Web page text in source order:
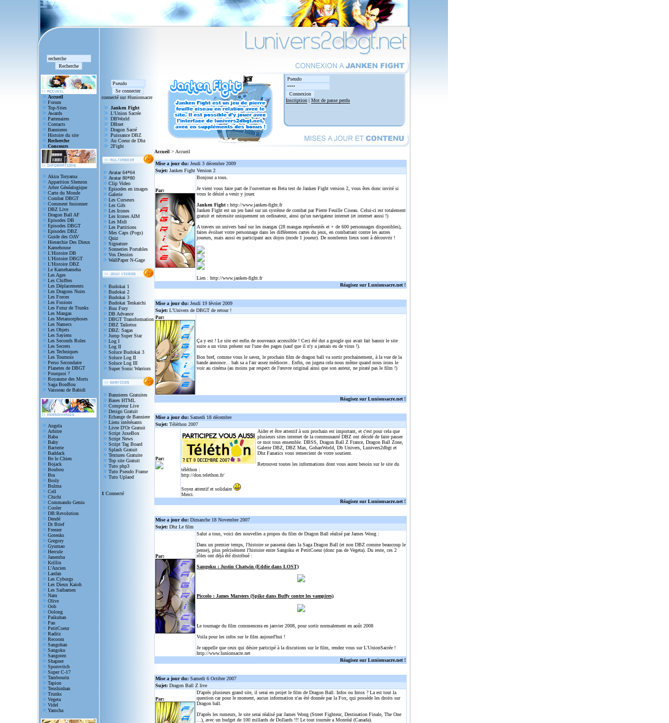
Accueil
Forum
Top-Sites
Awards
Partenaires
Contacts
Bannieres
Histoire du site
Recherche
Concours
connecté sur #lunionsacre
Janken Fight
L'Union Sacrée
DBWorld
DBnet
Dragon Sacré
Puissance DBZ
Au Coeur de Dbz
2Fight
Inscription | Mot de passe perdu
Akira Toryama
Apparition Shenron
Arbre Généalogique
Carte du Monde
Combat DBGT
Comment fusionner
DBZ Live
Dragon Ball AF
Episodes DB
Episodes DBGT
Episodes DBZ
Guide des OAV
Hierarchie Des Dieux
Kamehouse
L'Histoire DB
L'Histoire DBGT
L'Histoire DBZ
Le Kamehameha
Les Ages
Les Chiffres
Les Déplacements
Les Dragons Noirs
Les Forces
Les Fusions
Les Futur de Trunks
Les Mangas
Les Metamorphoses
Les Namecs
Les Objets
Les Sayiens
Les Seconds Roles
Les Secrets
Les Techniques
Les Tournois
Perso Secondaire
Planetes de DBGT
Pourquoi ?
Royaume des Morts
Saga BouBou
Vaisseau de Babidi
Angela
Arbitre
Baba
Baby
Bacterie
Baddack
Be le Chien
Bojack
Boubou
Bra
Broly
Bulma
Cell
Chichi
Commando Geniu
Cooler
DB:Revolution
Dendé
Dr Brief
Freezer
Gotenks
Gregory
Gyumao
Hercule
Janemba
Krillin
L'Ancien
Lanfan
Les Cyborgs
Les Dieux Kaioh
Les Saibamen
Nam
Olive
Oob
Oolong
Paikuhan
Pan
PetitCoeur
Raditz
Recoom
Sangohan
Sangoku
Sangoten
Shapner
Sporovitch
Super C-17
Tambourin
Tapion
Tenshinhan
Trunks
Vegeta
Videl
Yamcha
Avatar 64*64
Avatar 80*80
Clip Video
Episodes en images
Galerie
Les Curseurs
Les Gifs
Les Icones
Les Icones AIM
Les Midi
Les Partitions
Mes Caps (Pogs)
Quiz
Signature
Sonneries Portables
Vos Dessins
WallPaper N-Gage
Budokai 1
Budokai 2
Budokai 3
Budokai Tenkaichi
Buu Fury
DB Advance
DBGT Transformation
DBZ Taiketsu
DBZ: Sagas
Jump Super Star
Log I
Log II
Soluce Budokai 3
Soluce Log II
Soluce Log III
Super Sonic Warriors
Bannieres Gratuites
Bases HTML
Compteur Live
Design Gratuit
Echange de Banniere
Liens intérésants
Livre D'Or Gratuit
Script JuxeBox
Script News
Script Tag Board
Splash Gratuit
Textures Gratuite
Top site Gratuit
Tuto php3
Tuto Pseudo Frame
Tuto Uplaod
1 Connecté
Accueil > Accueil
Mise a jour du: Jeudi 3 décembre 2009
Sujet: Janken Fight Version 2
Par:
Bonjour a tous.
Je vient vous faire part de l'ouverture en Beta test de Janken Fight version 2, vous êtes donc invité si
vous le désiré a venir y jouer.
Janken Fight : http://www.janken-fight.fr
Janken Fight est un jeu basé sur un système de combat par Pierre Feuille Ciseau. Celui-ci est totalement
gratuit et nécessite uniquement un ordinateur, ainsi qu'un navigateur internet (et internet aussi !)
A travers un univers basé sur les mangas (28 mangas représentés et + de 600 personnages disponibles),
faites évoluer votre personnage dans les différentes cartes du jeux, en combattant contre les autres
joueurs, mais aussi en participant aux dojos (mode 1 joueur). De nombreux lieux sont à découvrir !
Lien : http://www.janken-fight.fr
Réagisez sur Lunionsacre.net !
Mise a jour du: Jeudi 19 février 2009
Sujet: L'Univers de DBGT de retour !
Par:
Ça y est ! Le site est enfin de nouveaux accessible ! Ceci été dut a google qui avait fait bannir le site
suite a un virus présent sur l'une des pages (sauf que il n'y a jamais eu de virus !).
Bon bref, comme vous le savez, le prochain film de dragon ball va sortir prochainement, à la vue de la
bande annonce... bah sa a l'air assez médiocre.. Enfin, on jugera cela nous même quand nous irons le
voir au cinéma (au moins par respect de l'œuvre original ainsi que son auteur, ne piraté pas le film !)
Réagisez sur Lunionsacre.net !
Mise a jour du: Samedi 18 décembre
Sujet: Téléthon 2007
Par:
Aider et être attentif à son prochain est important, et c'est pour cela que
plusieurs sites internet de la communauté DBZ ont décidé de faire passer
ce mot tous ensemble. DBSS, Dragon Ball Z France, Dragon Ball Zone,
Galerie DBZ, DBZ Max, GohanWorld, Db Univers, Lunivers2dbgt et
Dbz Fanatics vous remercient de votre soutient.
Retrouvez toutes les informations dont vous aurez besoin sur le site du
téléthon :
http://don.telethon.fr/
Soyez attentif et solidaire
Merci.
Réagisez sur Lunionsacre.net !
Mise a jour du: Dimanche 18 Novembre 2007
Sujet: Dbz Le film
Par:
Salut a tous, voici des nouvelles a propos du film de Dragon Ball réalisé par James Wong :
Dans un premier temps, l'histoire se passerai dans la Saga Dragon Ball (et non DBZ comme beaucoup le
pense), plus précisément l'histoire entre Sangoku et PetitCoeur (donc pas de Vegeta). Du reste, ces 2
rôles ont déjà été distribué :
Sangoku : Justin Chatwin (Eddie dans LOST)
Piccolo : James Marsters (Spike dans Buffy contre les vampires)
Le tournage du film commencera en janvier 2008, pour sortir normalement en août 2008
Voila pour les infos sur le film aujourd'hui !
Je rappelle que ceux qui désire participé à la discutions sur le film, rendez vous sur L'UnionSacrée !
http://www.lunionsacre.net
Réagisez sur Lunionsacre.net !
Mise a jour du: Samedi 6 Octibre 2007
Sujet: Dragon Ball Z live
Par:
D'après plusieurs grand site, il serai en projet le film de Dragon Ball. Infos ou Intox ? La est tout la
question car pour le moment, aucun information n'as été donnée par la Fox, qui possède les droits sur
Dragon ball.
D'après les rumeurs, le site serai réalisé par James Wong (Street Fighteur, Destination Finale, The One
...), avec un budget de 100 millards de Dollards !!! Le tout tournée a Monréal (Canada).